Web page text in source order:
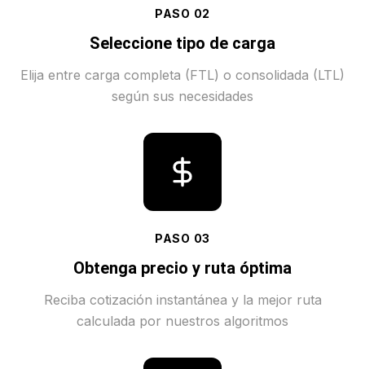
PASO 02
Seleccione tipo de carga
Elija entre carga completa (FTL) o consolidada (LTL)
según sus necesidades
PASO 03
Obtenga precio y ruta óptima
Reciba cotización instantánea y la mejor ruta
calculada por nuestros algoritmos